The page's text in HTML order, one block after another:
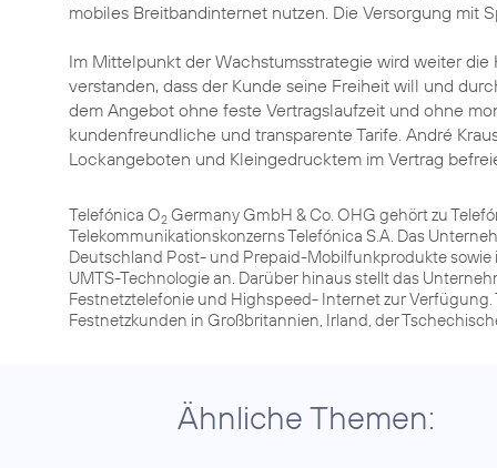
mobiles Breitbandinternet nutzen. Die Versorgung mit
Im Mittelpunkt der Wachstumsstrategie wird weiter
verstanden, dass der Kunde seine Freiheit will und
dem Angebot ohne feste Vertragslaufzeit und ohne
kundenfreundliche und transparente Tarife. André
Lockangeboten und Kleingedrucktem im Vertrag
Telefónica O2 Germany GmbH & Co. OHG gehört zu
Telekommunikationskonzerns Telefónica S.A. Das
Deutschland Post- und Prepaid-Mobilfunkprodukte
UMTS-Technologie an. Darüber hinaus stellt das
Festnetztelefonie und Highspeed- Internet zur
Festnetzkunden in Großbritannien, Irland, der
Ähnliche Themen: